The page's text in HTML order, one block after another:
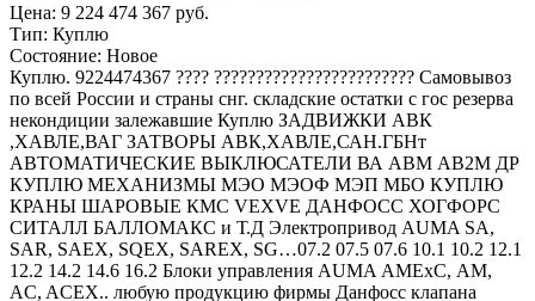
Цена: 9 224 474 367 руб.
Тип: Куплю
Состояние: Новое
Куплю. 9224474367 ???? ???????????????????????? Самовывоз
по всей России и страны снг. складские остатки с гос резерва
некондиции залежавшие Куплю ЗАДВИЖКИ АВК
,ХАВЛЕ,ВАГ ЗАТВОРЫ АВК,ХАВЛЕ,САН.ГБНт
АВТОМАТИЧЕСКИЕ ВЫКЛЮСАТЕЛИ ВА АВМ АВ2М ДР
КУПЛЮ МЕХАНИЗМЫ МЭО МЭОФ МЭП МБО КУПЛЮ
КРАНЫ ШАРОВЫЕ КМС VEXVE ДАНФОСС ХОГФОРС
СИТАЛЛ БАЛЛОМАКС и Т.Д Элeктрoпривод AUMA SA,
SAR, SAEX, SQEX, SAREX, SG…07.2 07.5 07.6 10.1 10.2 12.1
12.2 14.2 14.6 16.2 Блоки упpaвления AUMA АМЕxС, AM,
AC, ACEX.. любую продукцию фирмы Данфосс клапана